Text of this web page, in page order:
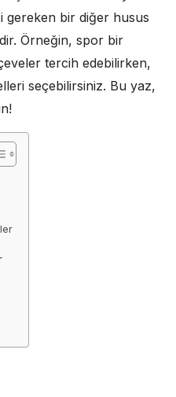
gereken bir diğer husus
Örneğin, spor bir
tercih edebilirken,
seçebilirsiniz. Bu yaz,